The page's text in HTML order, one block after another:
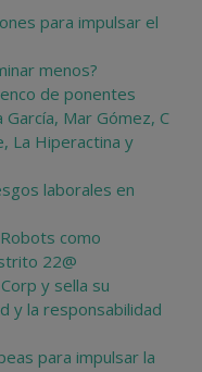
para impulsar el
menos?
de ponentes
Mar Gómez, C
La Hiperactina y
laborales en
como
22@
y sella su
y la responsabilidad
para impulsar la